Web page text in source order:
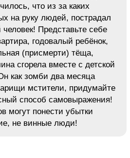
что из за каких
на руку людей, пострадал
Представьте себе
годовалый ребёнок,
(присмерти) тёща,
сгорела вместе с детской
как зомби два месяца
мстители, придумайте
способ самовыражения!
могут понести убытки
не винные люди!